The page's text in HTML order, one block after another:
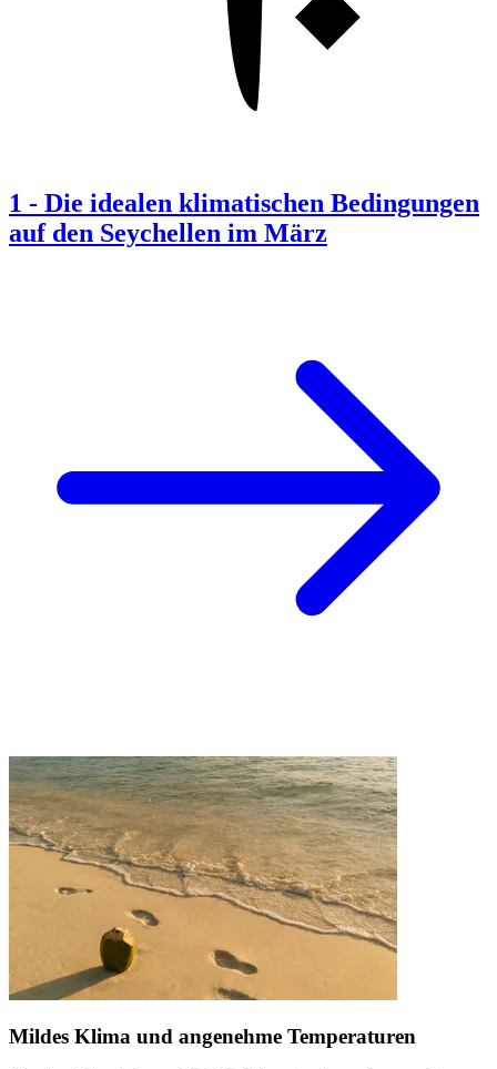
1 - Die idealen klimatischen Bedingungen
auf den Seychellen im März
Mildes Klima und angenehme Temperaturen